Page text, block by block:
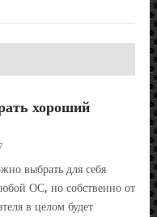
хороший
выбрать для себя
ОС, но собственно от
в целом будет